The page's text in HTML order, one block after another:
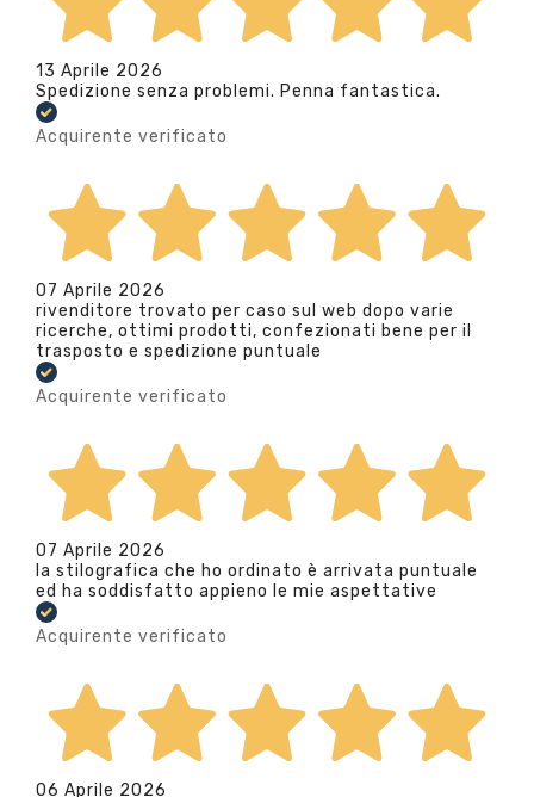
13 Aprile 2026
Spedizione senza problemi. Penna fantastica.
Acquirente verificato
07 Aprile 2026
rivenditore trovato per caso sul web dopo varie
ricerche, ottimi prodotti, confezionati bene per il
trasposto e spedizione puntuale
Acquirente verificato
07 Aprile 2026
la stilografica che ho ordinato è arrivata puntuale
ed ha soddisfatto appieno le mie aspettative
Acquirente verificato
06 Aprile 2026